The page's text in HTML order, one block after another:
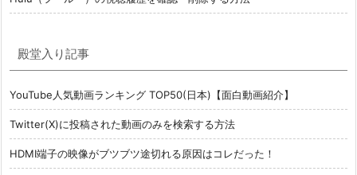
殿堂入り記事
YouTube人気動画ランキング TOP50(日本)【面白動画紹介】
Twitter(X)に投稿された動画のみを検索する方法
HDMI端子の映像がブツブツ途切れる原因はコレだった！